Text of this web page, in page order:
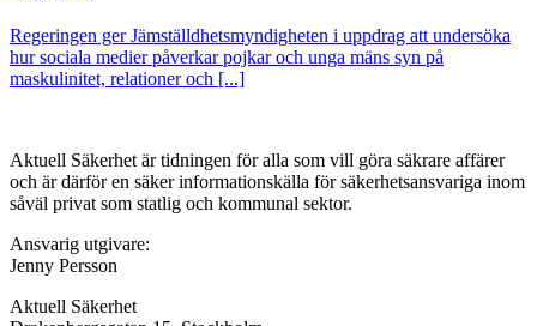
Regeringen ger Jämställdhetsmyndigheten i uppdrag att undersöka
hur sociala medier påverkar pojkar och unga mäns syn på
maskulinitet, relationer och [...]
Aktuell Säkerhet är tidningen för alla som vill göra säkrare affärer
och är därför en säker informationskälla för säkerhets­ansvariga inom
såväl privat som statlig och kommunal sektor.
Ansvarig utgivare:
Jenny Persson
Aktuell Säkerhet